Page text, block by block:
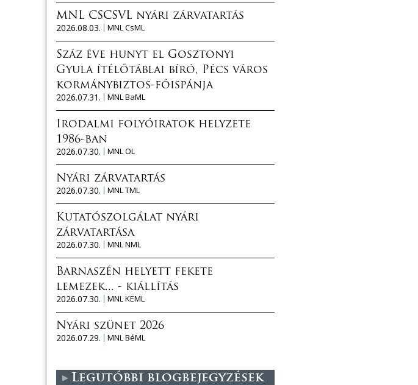
MNL CSCSVL nyári zárvatartás
2026.08.03.
MNL CsML
Száz éve hunyt el Gosztonyi
Gyula ítélőtáblai bíró, Pécs város
kormánybiztos-főispánja
2026.07.31.
MNL BaML
Irodalmi folyóiratok helyzete
1986-ban
2026.07.30.
MNL OL
Nyári zárvatartás
2026.07.30.
MNL TML
Kutatószolgálat nyári
zárvatartása
2026.07.30.
MNL NML
Barnaszén helyett fekete
lemezek... - kiállítás
2026.07.30.
MNL KEML
Nyári szünet 2026
2026.07.29.
MNL BéML
Legutóbbi blogbejegyzések